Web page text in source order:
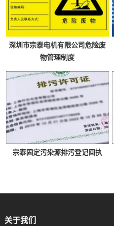
深圳市宗泰电机有限公司危险废
物管理制度
宗泰固定污染源排污登记回执
关于我们